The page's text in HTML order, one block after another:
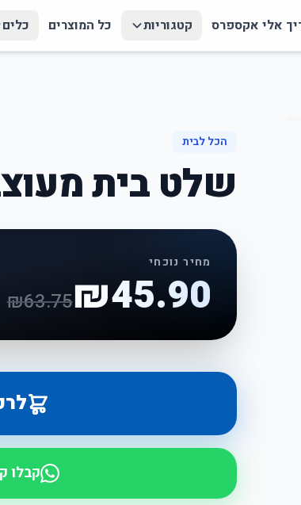
אלי אקספרס קטגוריות כל המוצרים כלים
הכל לבית
שלט בית
מחיר נוכחי
₪45.90
₪63.75
קבלו